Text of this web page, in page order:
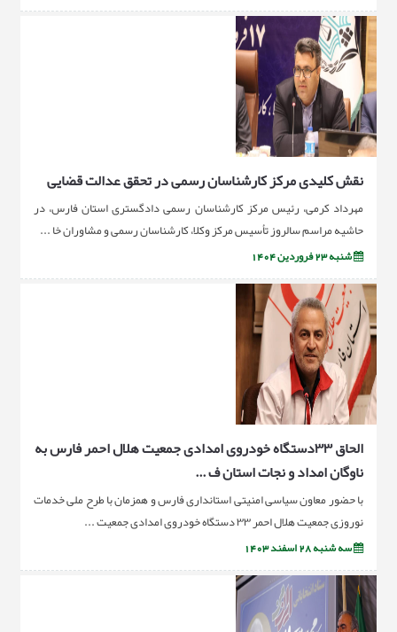
نقش کلیدی مرکز کارشناسان رسمی در تحقق عدالت قضایی
مهرداد کرمی، رئیس مرکز کارشناسان رسمی دادگستری استان فارس، در
حاشیه مراسم سالروز تأسیس مرکز وکلا، کارشناسان رسمی و مشاوران خا ...
شنبه 23 فروردین 1404
الحاق ۳۳دستگاه خودروی امدادی جمعیت هلال احمر فارس به
ناوگان امداد و نجات استان ف ...
با حضور معاون سیاسی امنیتی استانداری فارس و همزمان با طرح ملی خدمات
نوروزی جمعیت هلال احمر ۳۳ دستگاه خودروی امدادی جمعیت ...
سه شنبه 28 اسفند 1403